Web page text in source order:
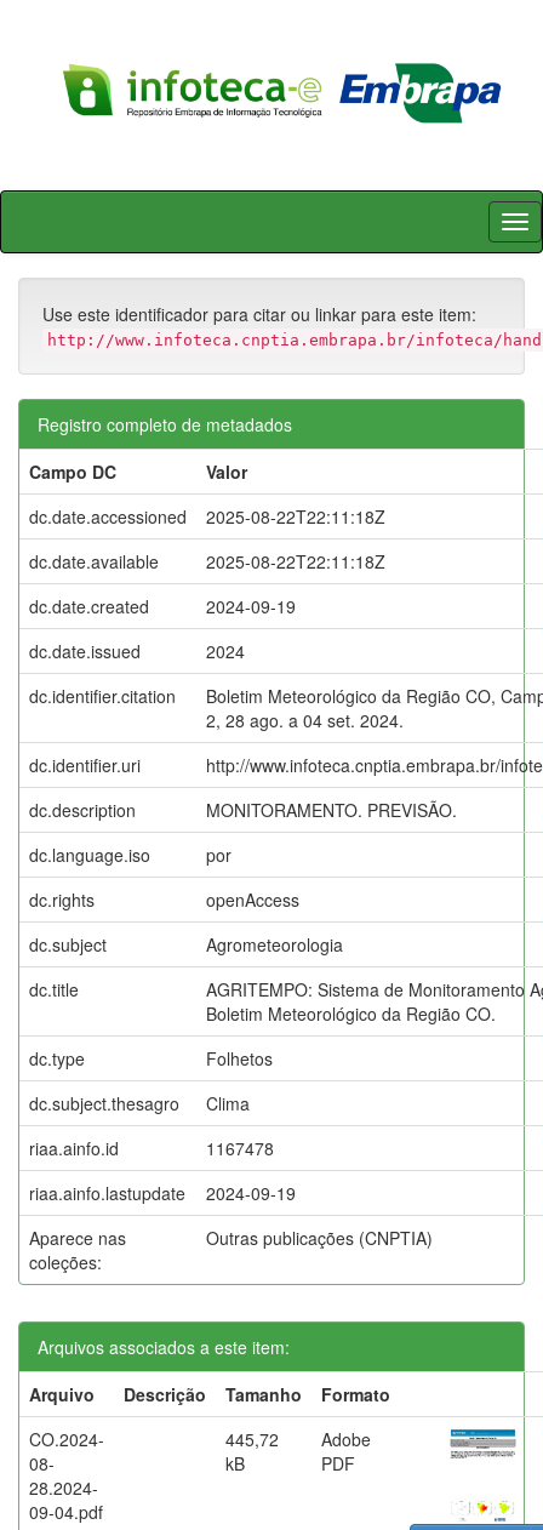
Skip
Use este identificador para citar ou linkar para este item:
http://www.infoteca.cnptia.embrapa.br/infoteca/
Registro completo de metadados
Campo DC
Valor
dc.date.accessioned
2025-08-22T22:11:18Z
dc.date.available
2025-08-22T22:11:18Z
dc.date.created
2024-09-19
dc.date.issued
2024
dc.identifier.citation
Boletim Meteorológico da Região CO,
2, 28 ago. a 04 set. 2024.
dc.identifier.uri
http://www.infoteca.cnptia.embrapa.br/
dc.description
MONITORAMENTO. PREVISÃO.
dc.language.iso
por
dc.rights
openAccess
dc.subject
Agrometeorologia
dc.title
AGRITEMPO: Sistema de Monitoramento
Boletim Meteorológico da Região CO.
dc.type
Folhetos
dc.subject.thesagro
Clima
riaa.ainfo.id
1167478
riaa.ainfo.lastupdate
2024-09-19
Aparece nas
coleções:
Outras publicações (CNPTIA)
Arquivos associados a este item:
Arquivo
Descrição Tamanho
Formato
CO.2024-
08-
28.2024-
09-04.pdf
445,72
kB
Adobe
PDF